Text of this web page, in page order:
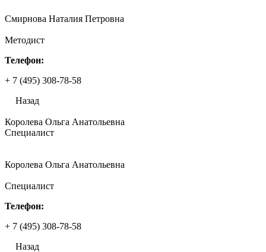
Смирнова Наталия Петровна
Методист
Телефон:
+ 7 (495) 308-78-58
Назад
Королева Ольга Анатольевна
Специалист
Королева Ольга Анатольевна
Специалист
Телефон:
+ 7 (495) 308-78-58
Назад